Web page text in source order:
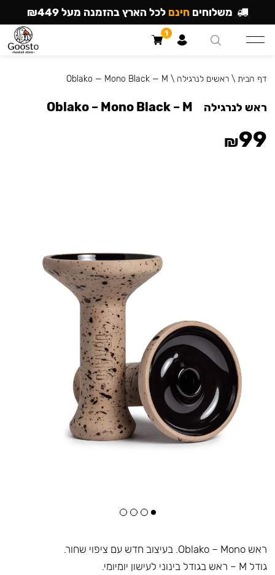
ראש Oblako – Mono. בעיצוב חדש עם ציפוי שחור.
גודל M – ראש בגודל בינוני לעישון יומיומי.
דף הבית \ראשים לנרגילה \
Oblako — Mono Black — M
ראש לנרגילה Oblako – Mono Black – M
₪99
משלוחים חינם לכל הארץ בהזמנה מעל ₪449
1